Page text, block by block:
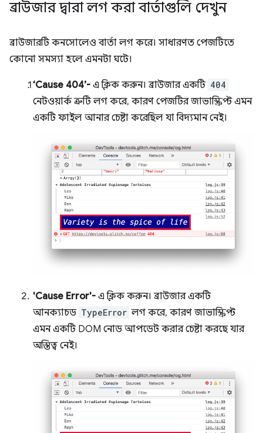
ব্রাউজার দ্বারা লগ করা বার্তাগুলি দেখুন
ব্রাউজারটি কনসোলেও বার্তা লগ করে। সাধারণত পেজটিতে
কোনো সমস্যা হলে এমনটা ঘটে।
‘Cause 404’- এ ক্লিক করুন। ব্রাউজার একটি 404
নেটওয়ার্ক ত্রুটি লগ করে, কারণ পেজটির জাভাস্ক্রিপ্ট এমন
একটি ফাইল আনার চেষ্টা করেছিল যা বিদ্যমান নেই।
'Cause Error'- এ ক্লিক করুন। ব্রাউজার একটি
আনক্যাচড TypeError লগ করে, কারণ জাভাস্ক্রিপ্ট
এমন একটি DOM নোড আপডেট করার চেষ্টা করছে যার
অস্তিত্ব নেই।